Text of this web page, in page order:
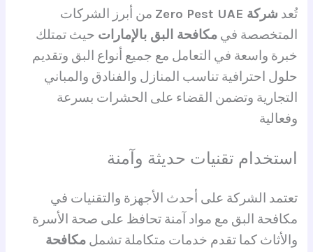
تُعد شركة Zero Pest UAE
من أبرز الشركات
المتخصصة فيمكافحة البق بالإمارات حيث تمتلك
خبرة واسعة في التعامل مع جميع أنواع البق وتقديم
حلول احترافية تناسب المنازل والفنادق والمباني
التجارية وتضمن القضاء على الحشرات بسرعة
وفعالية
استخدام تقنيات حديثة وآمنة
تعتمد الشركة على أحدث الأجهزة والتقنيات في
مكافحة البق مع مواد آمنة تحافظ على صحة الأسرة
والأثاث كما تقدم خدمات متكاملة تشملمكافحة